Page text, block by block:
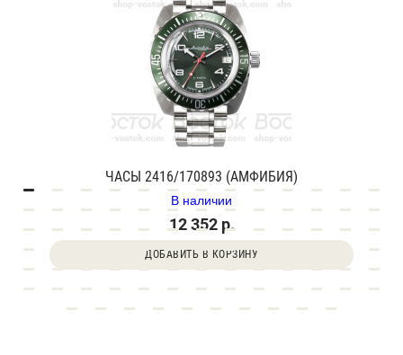
ЧАСЫ 2416/170893 (АМФИБИЯ)
В наличии
12 352 р.
ДОБАВИТЬ В КОРЗИНУ